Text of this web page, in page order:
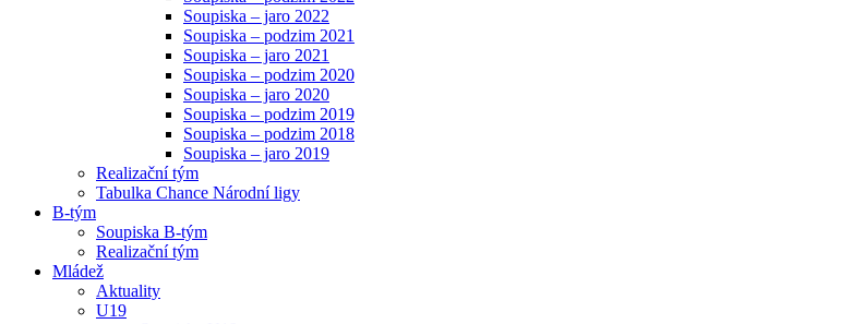
Soupiska – jaro 2022
Soupiska – podzim 2021
Soupiska – jaro 2021
Soupiska – podzim 2020
Soupiska – jaro 2020
Soupiska – podzim 2019
Soupiska – podzim 2018
Soupiska – jaro 2019
Realizační tým
Tabulka Chance Národní ligy
B-tým
Soupiska B-tým
Realizační tým
Mládež
Aktuality
U19